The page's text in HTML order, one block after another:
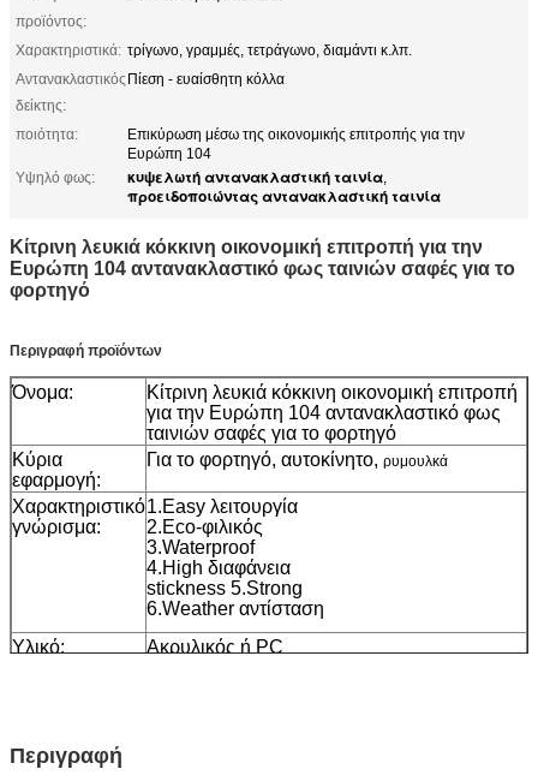
προϊόντος:
Χαρακτηριστικά: τρίγωνο, γραμμές, τετράγωνο, διαμάντι κ.λπ.
Αντανακλαστικός
δείκτης:
Πίεση - ευαίσθητη κόλλα
ποιότητα:
Επικύρωση μέσω της οικονομικής επιτροπής για την
Ευρώπη 104
Υψηλό φως:
κυψελωτή αντανακλαστική ταινία,
προειδοποιώντας αντανακλαστική ταινία
Κίτρινη λευκιά κόκκινη οικονομική επιτροπή για την
Ευρώπη 104 αντανακλαστικό φως ταινιών σαφές για το
φορτηγό
Περιγραφή προϊόντων
Όνομα:
Κίτρινη λευκιά κόκκινη οικονομική επιτροπή
για την Ευρώπη 104 αντανακλαστικό φως
ταινιών σαφές για το φορτηγό
Κύρια
εφαρμογή:
Για το φορτηγό, αυτοκίνητο, ρυμουλκά
Χαρακτηριστικό
γνώρισμα:
1.Easy λειτουργία
2.Eco-φιλικός
3.Waterproof
4.High διαφάνεια
stickness 5.Strong
6.Weather αντίσταση
Υλικό:
Ακρυλικός ή PC
Συσκευασία
Περιγραφή